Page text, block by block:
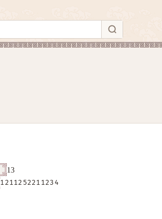
13
1211252211234